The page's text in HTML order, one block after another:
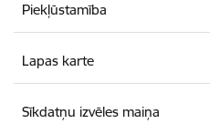
Piekļūstamība
Lapas karte
Sīkdatņu izvēles maiņa